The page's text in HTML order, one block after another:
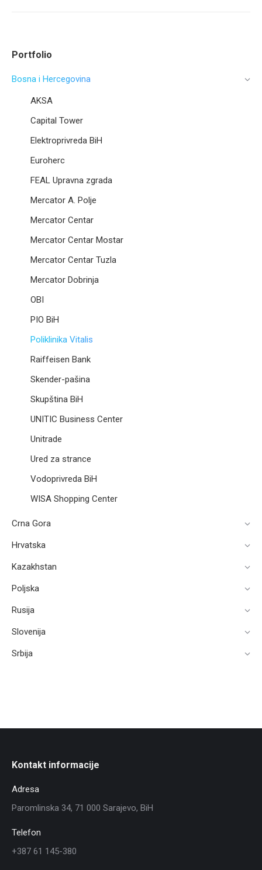
Portfolio
Bosna i Hercegovina
AKSA
Capital Tower
Elektroprivreda BiH
Euroherc
FEAL Upravna zgrada
Mercator A. Polje
Mercator Centar
Mercator Centar Mostar
Mercator Centar Tuzla
Mercator Dobrinja
OBI
PIO BiH
Poliklinika Vitalis
Raiffeisen Bank
Skender-pašina
Skupština BiH​
UNITIC Business Center
Unitrade
Ured za strance
Vodoprivreda BiH
WISA Shopping Center
Crna Gora
Hrvatska
Kazakhstan
Poljska
Rusija
Slovenija
Srbija
Kontakt informacije
Adresa
Paromlinska 34, 71 000 Sarajevo, BiH
Telefon
+387 61 145-380